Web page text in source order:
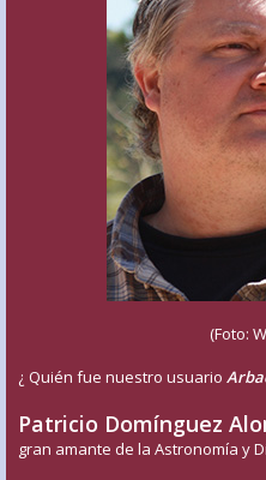
(Foto:
¿ Quién fue nuestro usuario
Patricio Domínguez
gran amante de la Astronomía y